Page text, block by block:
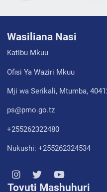
Wasiliana Nasi
Katibu Mkuu
Ofisi Ya Waziri Mkuu
Mji wa Serikali, Mtumba,
ps@pmo.go.tz
+255262322480
Nukushi: +255262324534
Tovuti Mashuhuri